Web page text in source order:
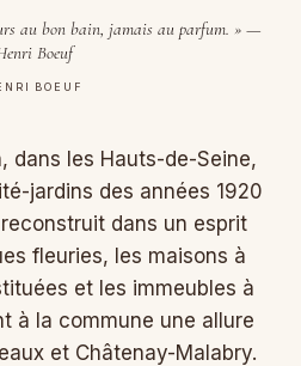
au bon bain, jamais au parfum. » —
Boeuf
BOEUF
dans les Hauts-de-Seine,
jardins des années 1920
dans un esprit
fleuries, les maisons à
et les immeubles à
à la commune une allure
et Châtenay-Malabry.